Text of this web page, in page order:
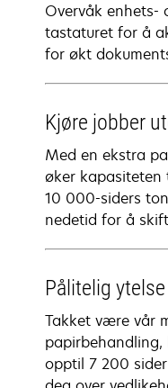
Overvåk enhets-
tastaturet for å
for økt
Kjøre jobber
Med en ekstra
øker kapasiteten
10 000-siders
nedetid for å
Pålitelig ytelse
Takket være vår
opptil 7 200